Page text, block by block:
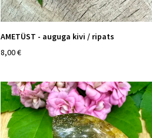
AMETÜST - auguga kivi / ripats
8,00 €